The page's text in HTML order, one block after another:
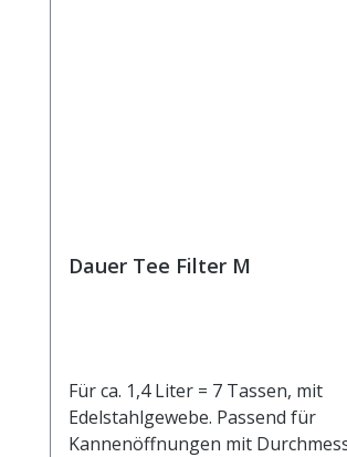
Dauer Tee Filter M
Für ca. 1,4 Liter = 7 Tassen, mit
Edelstahlgewebe. Passend für
Kannenöffnungen mit